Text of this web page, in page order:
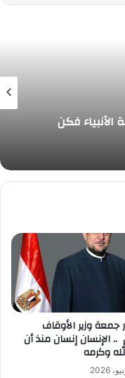
فكن
جمعة وزير الأوقاف
.. الإنسان إنسان منذ أن
وكرمه